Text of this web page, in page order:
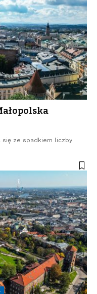
się ze spadkiem liczby